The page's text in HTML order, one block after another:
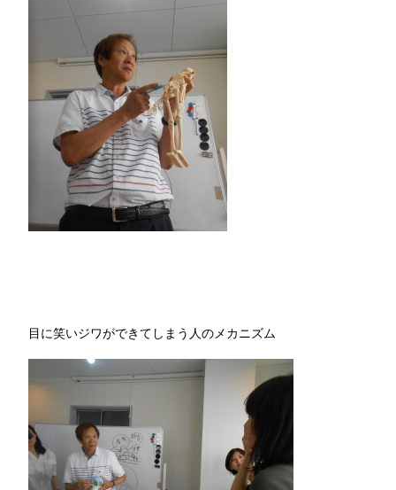
目に笑いジワができてしまう人のメカニズム